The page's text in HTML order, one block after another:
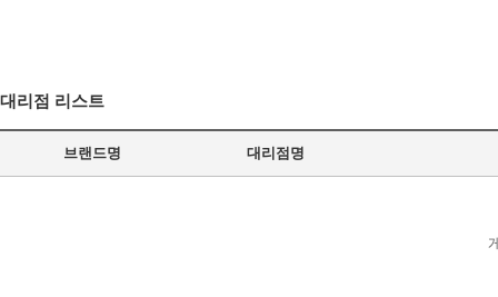
대리점 리스트
브랜드명 대리점명